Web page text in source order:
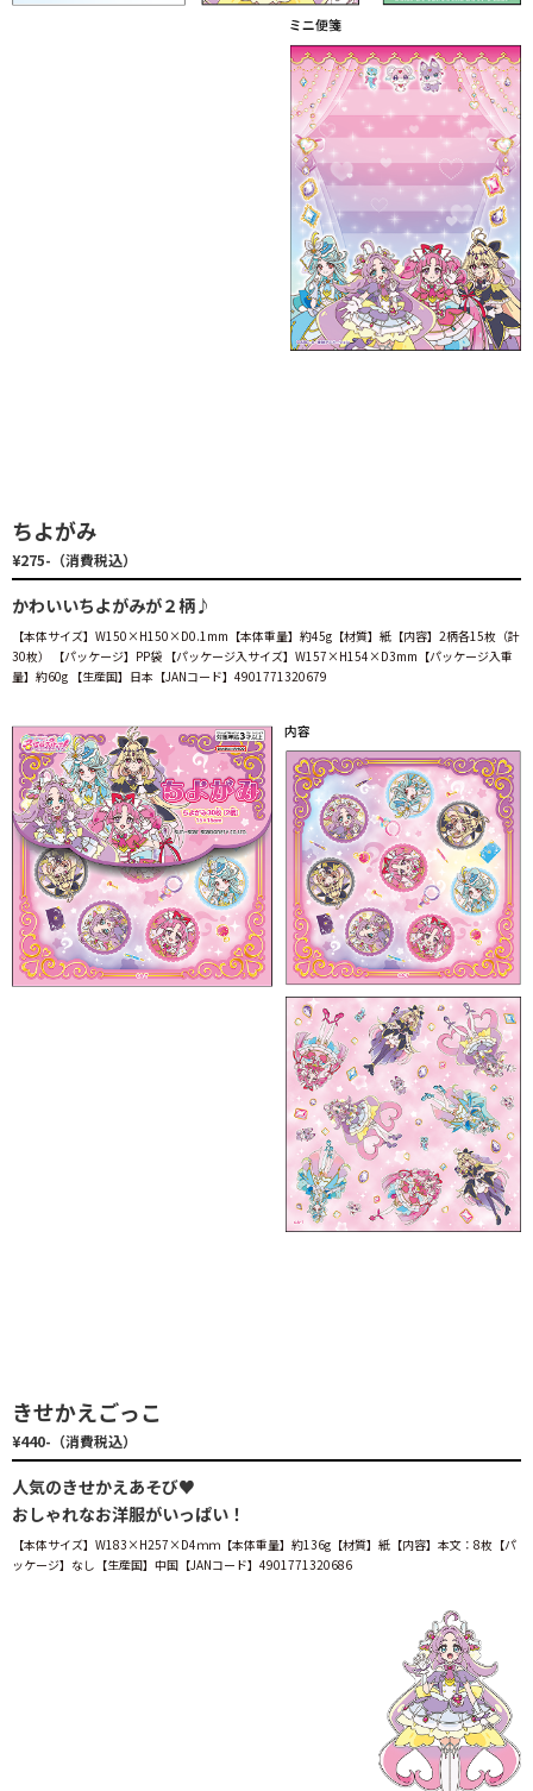
ちよがみ
¥275-（消費税込）
かわいいちよがみが２柄♪
【本体サイズ】W150×H150×D0.1mm【本体重量】約45g【材質】紙【内容】2柄各15枚（計
30枚） 【パッケージ】PP袋 【パッケージ入サイズ】W157×H154×D3mm【パッケージ入重
量】約60g 【生産国】日本【JANコード】4901771320679
きせかえごっこ
¥440-（消費税込）
人気のきせかえあそび♥
おしゃれなお洋服がいっぱい！
【本体サイズ】W183×H257×D4ｍｍ【本体重量】約136g【材質】紙【内容】本文：8枚【パ
ッケージ】なし【生産国】中国【JANコード】4901771320686